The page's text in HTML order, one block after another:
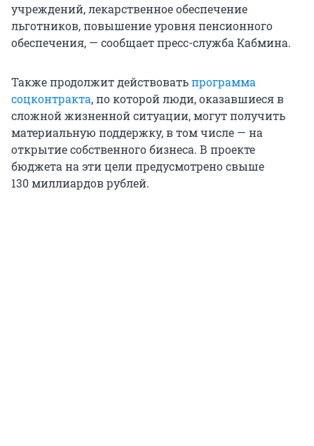
учреждений, лекарственное обеспечение
льготников, повышение уровня пенсионного
обеспечения, — сообщает пресс-служба Кабмина.
Также продолжит действоватьпрограмма
соцконтракта, по которой люди, оказавшиеся в
сложной жизненной ситуации, могут получить
материальную поддержку, в том числе — на
открытие собственного бизнеса. В проекте
бюджета на эти цели предусмотрено свыше
130 миллиардов рублей.